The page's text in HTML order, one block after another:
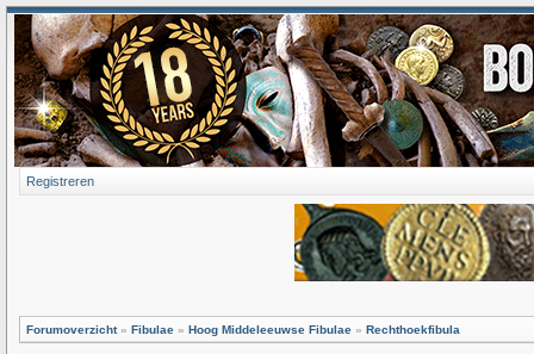
Registreren
Forumoverzicht» Fibulae » Hoog Middeleeuwse Fibulae » Rechthoekfibula